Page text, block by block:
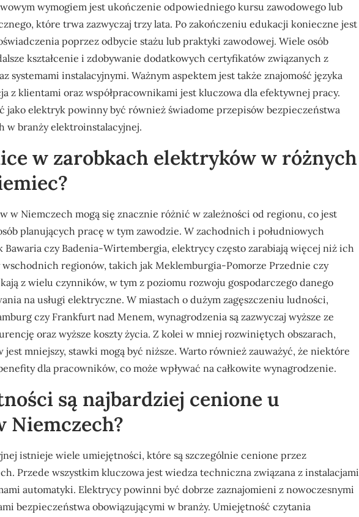
wymogiem jest ukończenie odpowiedniego kursu zawodowego lub
które trwa zazwyczaj trzy lata. Po zakończeniu edukacji konieczne jest
poprzez odbycie stażu lub praktyki zawodowej. Wiele osób
kształcenie i zdobywanie dodatkowych certyfikatów związanych z
systemami instalacyjnymi. Ważnym aspektem jest także znajomość języka
z klientami oraz współpracownikami jest kluczowa dla efektywnej pracy.
jako elektryk powinny być również świadome przepisów bezpieczeństwa
w branży elektroinstalacyjnej.
w zarobkach elektryków w różnych
w Niemczech mogą się znacznie różnić w zależności od regionu, co jest
planujących pracę w tym zawodzie. W zachodnich i południowych
Bawaria czy Badenia-Wirtembergia, elektrycy często zarabiają więcej niż ich
wschodnich regionów, takich jak Meklemburgia-Pomorze Przednie czy
z wielu czynników, w tym z poziomu rozwoju gospodarczego danego
na usługi elektryczne. W miastach o dużym zagęszczeniu ludności,
czy Frankfurt nad Menem, wynagrodzenia są zazwyczaj wyższe ze
oraz wyższe koszty życia. Z kolei w mniej rozwiniętych obszarach,
mniejszy, stawki mogą być niższe. Warto również zauważyć, że niektóre
dla pracowników, co może wpływać na całkowite wynagrodzenie.
są najbardziej cenione u
Niemczech?
istnieje wiele umiejętności, które są szczególnie cenione przez
Przede wszystkim kluczowa jest wiedza techniczna związana z instalacjami
automatyki. Elektrycy powinni być dobrze zaznajomieni z nowoczesnymi
bezpieczeństwa obowiązującymi w branży. Umiejętność czytania